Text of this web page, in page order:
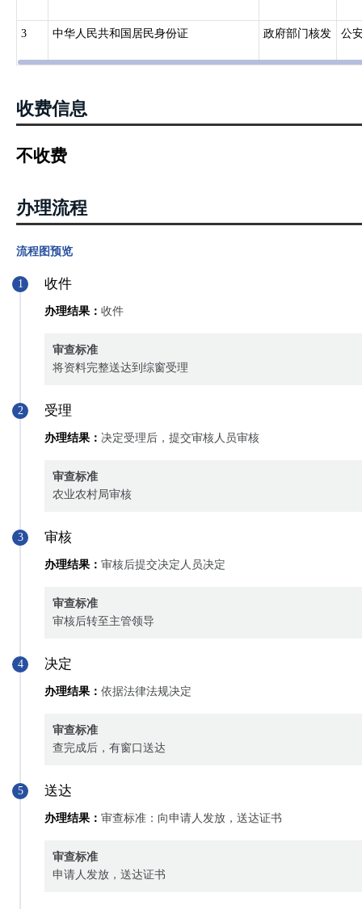
3 中华人民共和国居民身份证 政府部门核发 公
收费信息
不收费
办理流程
流程图预览
1 收件
办理结果： 收件
审查标准
将资料完整送达到综窗受理
2 受理
办理结果： 决定受理后，提交审核人员审核
审查标准
农业农村局审核
3 审核
办理结果： 审核后提交决定人员决定
审查标准
审核后转至主管领导
4 决定
办理结果： 依据法律法规决定
审查标准
查完成后，有窗口送达
5 送达
办理结果： 审查标准：向申请人发放，送达证书
审查标准
申请人发放，送达证书